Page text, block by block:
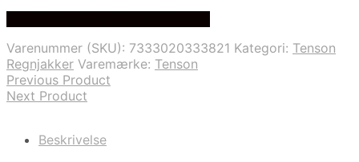
Varenummer (SKU): 7333020333821 Kategori: Tenson
Regnjakker Varemærke: Tenson
Previous Product
Next Product
Beskrivelse